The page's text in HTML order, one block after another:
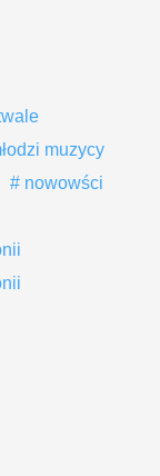
muzycy
nowowści